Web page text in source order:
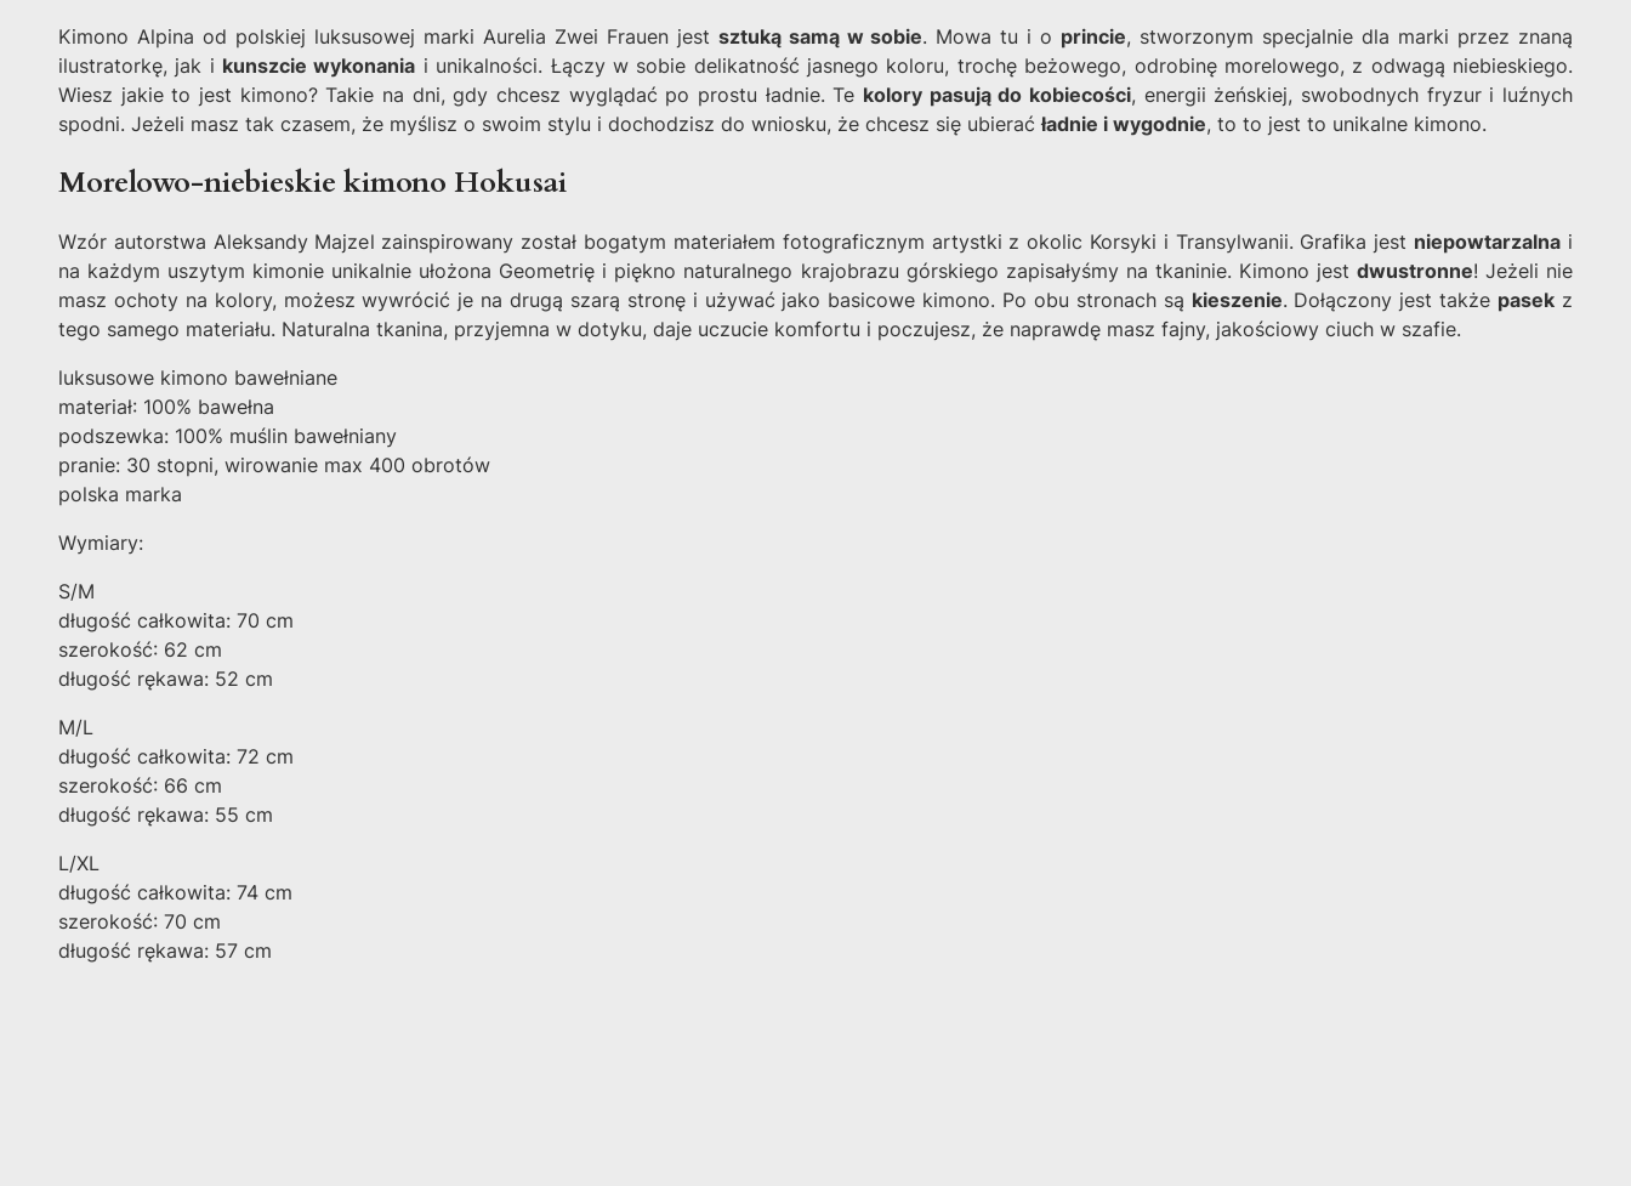
Kimono Alpina od polskiej luksusowej marki Aurelia Zwei Frauen jest sztuką samą w sobie. Mowa tu i o princie, stworzonym specjalnie dla marki przez znaną
ilustratorkę, jak i kunszcie wykonania i unikalności. Łączy w sobie delikatność jasnego koloru, trochę beżowego, odrobinę morelowego, z odwagą niebieskiego.
Wiesz jakie to jest kimono? Takie na dni, gdy chcesz wyglądać po prostu ładnie. Te kolory pasują do kobiecości, energii żeńskiej, swobodnych fryzur i luźnych
spodni. Jeżeli masz tak czasem, że myślisz o swoim stylu i dochodzisz do wniosku, że chcesz się ubieraćładnie i wygodnie, to to jest to unikalne kimono.
Morelowo-niebieskie kimono Hokusai
Wzór autorstwa Aleksandy Majzel zainspirowany został bogatym materiałem fotograficznym artystki z okolic Korsyki i Transylwanii. Grafika jest niepowtarzalna i
na każdym uszytym kimonie unikalnie ułożona Geometrię i piękno naturalnego krajobrazu górskiego zapisałyśmy na tkaninie. Kimono jest dwustronne! Jeżeli nie
masz ochoty na kolory, możesz wywrócić je na drugą szarą stronę i używać jako basicowe kimono. Po obu stronach są kieszenie. Dołączony jest także pasek z
tego samego materiału. Naturalna tkanina, przyjemna w dotyku, daje uczucie komfortu i poczujesz, że naprawdę masz fajny, jakościowy ciuch w szafie.
luksusowe kimono bawełniane
materiał: 100% bawełna
podszewka: 100% muślin bawełniany
pranie: 30 stopni, wirowanie max 400 obrotów
polska marka
Wymiary:
S/M
długość całkowita: 70 cm
szerokość: 62 cm
długość rękawa: 52 cm
M/L
długość całkowita: 72 cm
szerokość: 66 cm
długość rękawa: 55 cm
L/XL
długość całkowita: 74 cm
szerokość: 70 cm
długość rękawa: 57 cm